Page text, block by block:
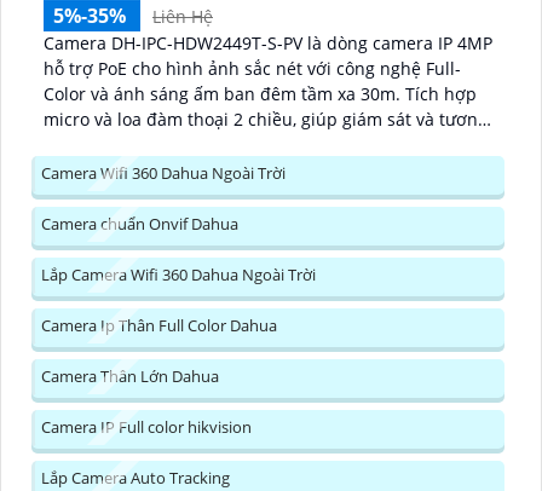
5%-35%
Liên Hệ
Camera DH-IPC-HDW2449T-S-PV là dòng camera IP 4MP
hỗ trợ PoE cho hình ảnh sắc nét với công nghệ Full-
Color và ánh sáng ấm ban đêm tầm xa 30m. Tích hợp
micro và loa đàm thoại 2 chiều, giúp giám sát và tương
nghệ nén H...
Camera Wifi 360 Dahua Ngoài Trời
Camera chuẩn Onvif Dahua
Lắp Camera Wifi 360 Dahua Ngoài Trời
Camera Ip Thân Full Color Dahua
Camera Thân Lớn Dahua
Camera IP Full color hikvision
Lắp Camera Auto Tracking